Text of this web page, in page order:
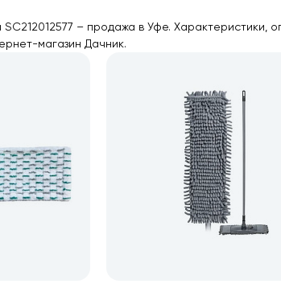
– продажа в Уфе.
магазин Дачник.